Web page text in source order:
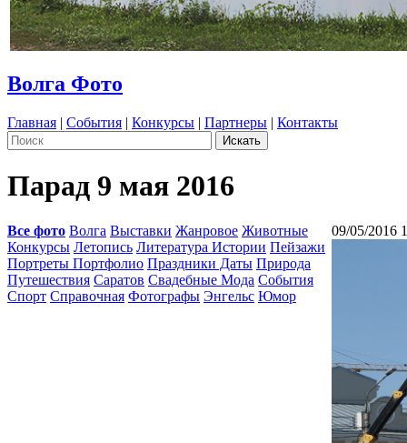
Волга Фото
Главная | События | Конкурсы | Партнеры | Контакты
Парад 9 мая 2016
Все фото Волга Выставки Жанровое Животные
Конкурсы Летопись Литература Истории Пейзажи
Портреты Портфолио Праздники Даты Природа
Путешествия Саратов Свадебные Мода События
Спорт Справочная Фотографы Энгельс Юмор
09/05/2016